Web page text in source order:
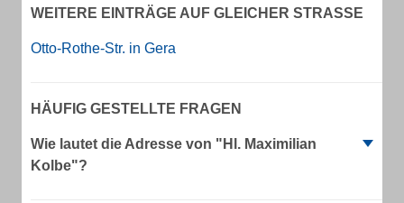
WEITERE EINTRÄGE AUF GLEICHER STRASSE
Otto-Rothe-Str. in Gera
HÄUFIG GESTELLTE FRAGEN
Wie lautet die Adresse von "Hl. Maximilian
Kolbe"?